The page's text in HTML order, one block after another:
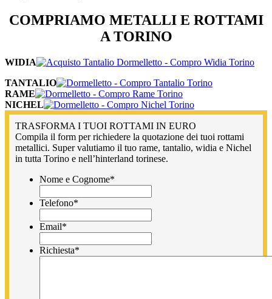
COMPRIAMO METALLI E ROTTAMI
A TORINO
WIDIA
TANTALIO
RAME
NICHEL
TRASFORMA I TUOI ROTTAMI IN EURO
Compila il form per richiedere la quotazione dei tuoi rottami
metallici. Super valutiamo il tuo rame, tantalio, widia e Nichel
in tutta Torino e nell’hinterland torinese.
Nome e Cognome*
Telefono*
Email*
Richiesta*